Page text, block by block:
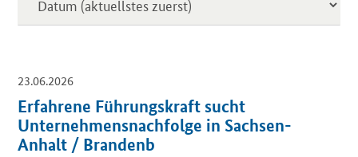
23.06.2026
Erfahrene Führungskraft sucht
Unternehmensnachfolge in Sachsen-
Anhalt / Brandenb